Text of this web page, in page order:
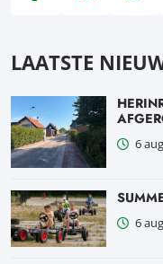
LAATSTE
6
6